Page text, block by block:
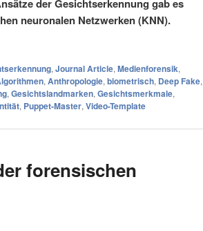
der Gesichtserkennung gab es
neuronalen Netzwerken (KNN).
, Journal Article, Medienforensik,
, Anthropologie, biometrisch, Deep Fake,
, Gesichtslandmarken, Gesichtsmerkmale,
, Puppet-Master, Video-Template
forensischen